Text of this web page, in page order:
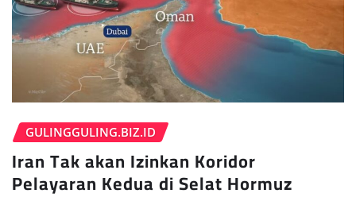
GULINGGULING.BIZ.ID
Iran Tak akan Izinkan Koridor
Pelayaran Kedua di Selat Hormuz